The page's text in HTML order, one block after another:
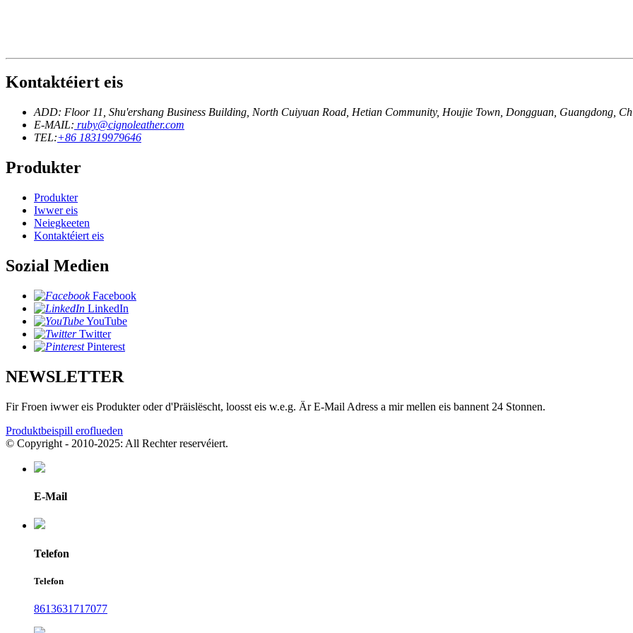
Kontaktéiert eis
ADD: Floor 11, Shu'ershang Business Building, North Cuiyuan Road, Hetian Community, Houjie Town, Dongguan, Guangdong,
E-MAIL: ruby@cignoleather.com
TEL:+86 18319979646
Produkter
Produkter
Iwwer eis
Neiegkeeten
Kontaktéiert eis
Sozial Medien
Facebook
LinkedIn
YouTube
Twitter
Pinterest
NEWSLETTER
Fir Froen iwwer eis Produkter oder d'Präislëscht, loosst eis w.e.g. Är E-Mail Adress a mir mellen eis bannent 24 Stonnen.
Produktbeispill eroflueden
© Copyright - 2010-2025: All Rechter reservéiert.
E-Mail
Telefon
Telefon
8613631717077